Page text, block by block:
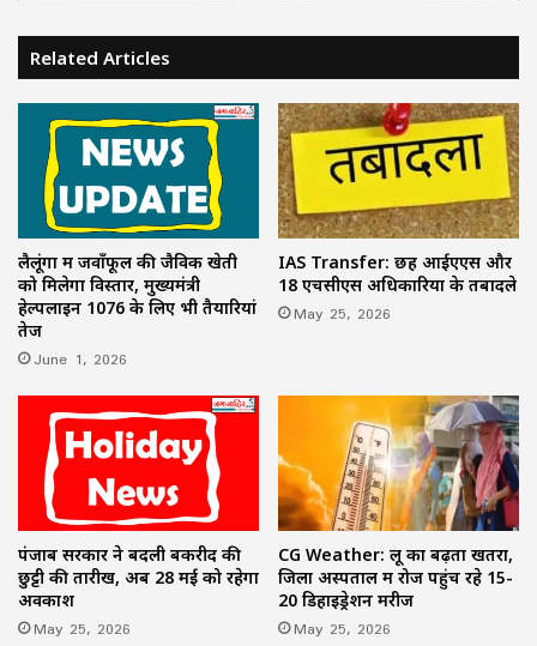
Related Articles
लैलूंगा में जवाँफूल की जैविक खेती
को मिलेगा विस्तार, मुख्यमंत्री
हेल्पलाइन 1076 के लिए भी तैयारियां
तेज
June 1, 2026
IAS Transfer: छह आईएएस और
18 एचसीएस अधिकारियों के तबादले
May 25, 2026
पंजाब सरकार ने बदली बकरीद की
छुट्टी की तारीख, अब 28 मई को रहेगा
अवकाश
May 25, 2026
CG Weather: लू का बढ़ता खतरा,
जिला अस्पताल में रोज पहुंच रहे 15-
20 डिहाइड्रेशन मरीज
May 25, 2026